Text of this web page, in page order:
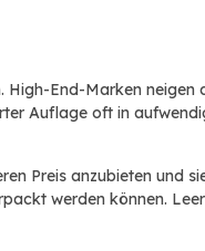
End-Marken neigen
Auflage oft in
Preis anzubieten und
werden können.